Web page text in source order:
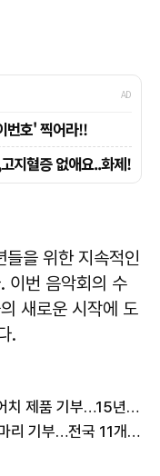
들을 위한 지속적인
이번 음악회의 수
새로운 시작에 도
.
애경산업, 서울 취약계층에 53억원어치 제품 기부…15년째 나눔
BBQ, 올해 7월까지 치킨 1만5000마리 기부…전국 11개 지역에 나눔